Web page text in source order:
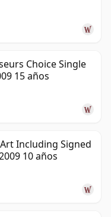
Choice Single
15 años
Including Signed
10 años